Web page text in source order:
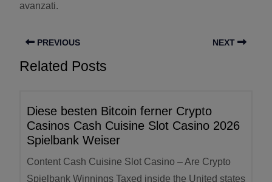
avanzati.
PREVIOUS NEXT
Related Posts
Diese besten Bitcoin ferner Crypto
Casinos Cash Cuisine Slot Casino 2026
Spielbank Weiser
Content Cash Cuisine Slot Casino – Are Crypto
Spielbank Winnings Taxed inside the United states